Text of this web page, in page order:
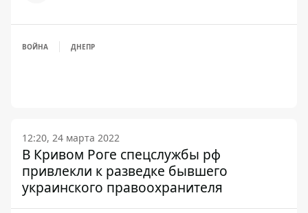
ВОЙНА ДНЕПР
12:20, 24 марта 2022
В Кривом Роге спецслужбы рф
привлекли к разведке бывшего
украинского правоохранителя